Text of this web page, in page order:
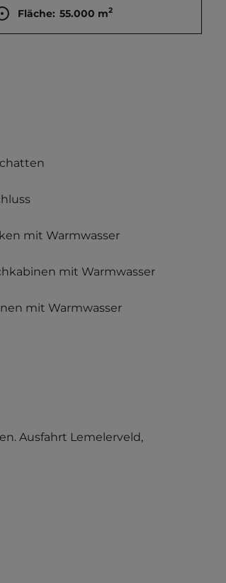
Fläche: 55.000 m2
mit Warmwasser
mit Warmwasser
mit Warmwasser
Ausfahrt Lemelerveld,